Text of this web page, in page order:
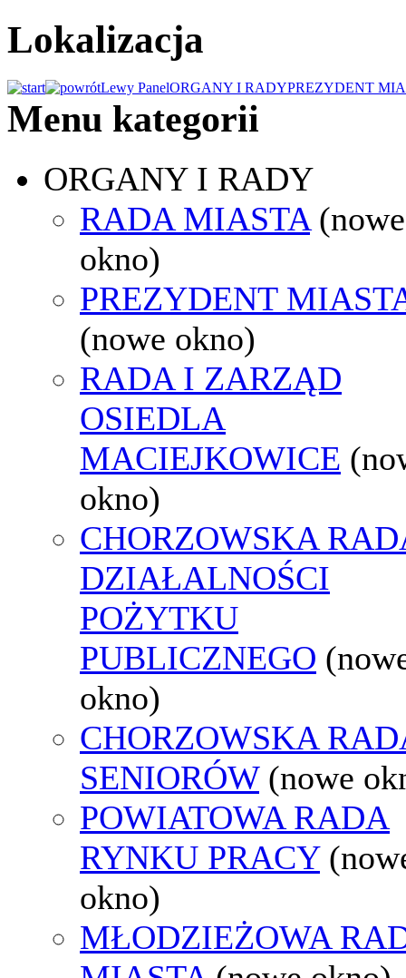
Lokalizacja
Lewy PanelORGANY I RADYPREZYDENT
Menu kategorii
ORGANY I RADY
RADA MIASTA (nowe
okno)
PREZYDENT
(nowe okno)
RADA I ZARZĄD
OSIEDLA
MACIEJKOWICE
okno)
CHORZOWSKA
DZIAŁALNOŚCI
POŻYTKU
PUBLICZNEGO
okno)
CHORZOWSKA
SENIORÓW (nowe
POWIATOWA RADA
RYNKU PRACY
okno)
MŁODZIEŻOWA